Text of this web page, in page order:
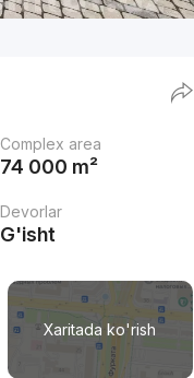
Complex area
74 000 m²
Devorlar
G'isht
Xaritada ko'rish